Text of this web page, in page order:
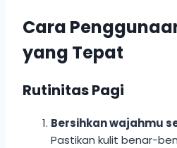
Cara
yang Tepat
Rutinitas Pagi
Bersihkan wajahmu
Pastikan kulit benar-